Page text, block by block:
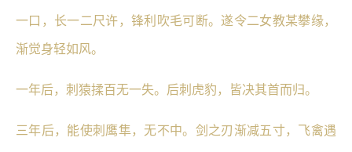
一口，长一二尺许，锋利吹毛可断。遂令二女教某攀缘，
渐觉身轻如风。
一年后，刺猿揉百无一失。后刺虎豹，皆决其首而归。
三年后，能使刺鹰隼，无不中。 剑之刃渐减五寸，飞禽遇